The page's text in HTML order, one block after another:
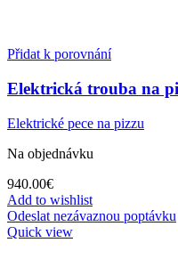
Přidat k porovnání
Elektrická trouba na
Elektrické pece na pizzu
Na objednávku
940.00€
Add to wishlist
Odeslat nezávaznou poptávku
Quick view